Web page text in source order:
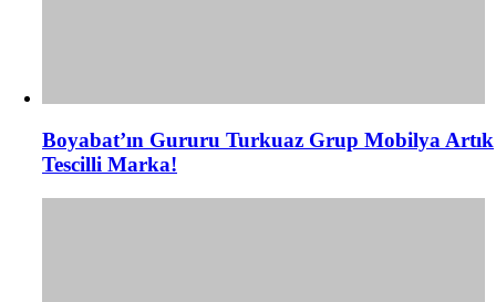
Boyabat’ın Gururu Turkuaz Grup Mobilya Artık
Tescilli Marka!